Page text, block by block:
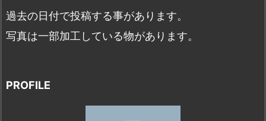
過去の日付で投稿する事があります。
写真は一部加工している物があります。
PROFILE